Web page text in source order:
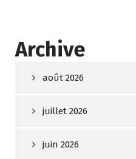
Archive
août 2026
juillet 2026
juin 2026